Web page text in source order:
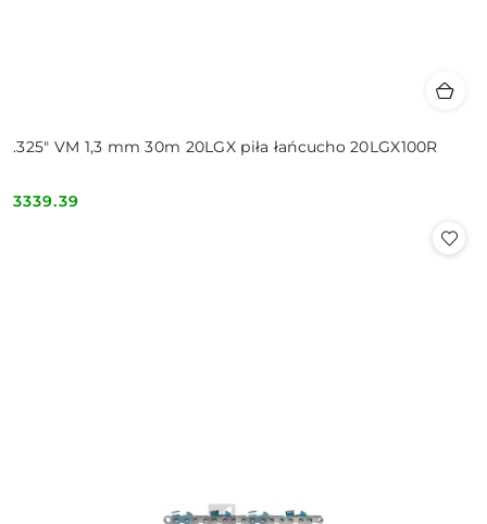
.325" VM 1,3 mm 30m 20LGX piła łańcucho 20LGX100R
Cena:
3339.39